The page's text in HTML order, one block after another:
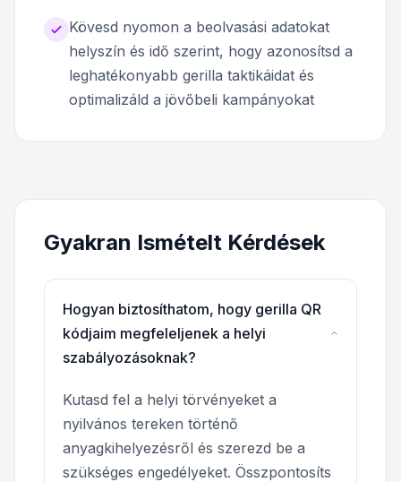
Kövesd nyomon a beolvasási adatokat
helyszín és idő szerint, hogy azonosítsd a
leghatékonyabb gerilla taktikáidat és
optimalizáld a jövőbeli kampányokat
Gyakran Ismételt Kérdések
Hogyan biztosíthatom, hogy gerilla QR
kódjaim megfeleljenek a helyi
szabályozásoknak?
Kutasd fel a helyi törvényeket a
nyilvános tereken történő
anyagkihelyezésről és szerezd be a
szükséges engedélyeket. Összpontosíts